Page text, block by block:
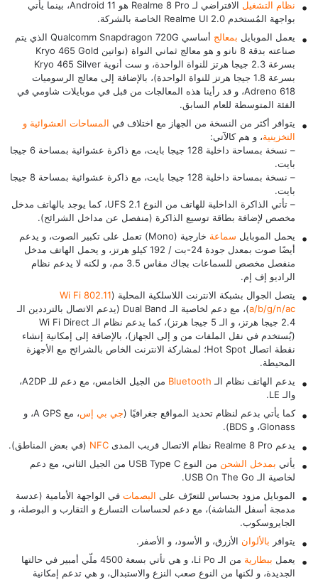
نظام التشغيل
الافتراضي لـ Realme 8 Pro هو Android 11، بينما يأتي
بواجهة المُستخدم Realme UI 2.0 الخاصة بالشركة.
يعمل الموبايل بمعالج
أساسي Qualcomm Snapdragon 720G الذي يتم
صناعته بدقة 8 نانو و هو معالج ثماني النواة (نواتين Kryo 465 Gold
بسرعة 2.3 جيجا هرتز للنواة الواحدة، و ست أنوية Kryo 465 Silver
بسرعة 1.8 جيجا هرتز للنواة الواحدة)، بالإضافة إلى معالج الرسوميات
Adreno 618، و قد رأينا هذه المعالجات من قبل في
موبايلات شاومي في
الفئة المتوسطة للعام السابق.
يتوافر أكثر من النسخة من الجهاز مع اختلاف في المساحات العشوائية و
التخزينية، و هم كالآتي:
– نسخة بمساحة داخلية 128 جيجا بايت، مع ذاكرة عشوائية بمساحة 6 جيجا
بايت.
– نسخة بمساحة داخلية 128 جيجا بايت، مع ذاكرة عشوائية بمساحة 8 جيجا
بايت.
– تأتي الذاكرة الداخلية للهاتف من النوع UFS 2.1، كما يوجد بالهاتف مدخل
مخصص لإضافة بطاقة توسيع الذاكرة (منفصل عن مداخل الشرائح).
يحمل الموبايل سماعة
خارجية (Mono) تعمل على تكبير الصوت، و يدعم
أيضًا صوت بمعدل جودة 24-بت / 192 كيلو هرتز، و يحمل الهاتف مدخل
منفصل مخصص للسماعات بجاك مقاس 3.5 مم، و لكنه لا يدعم نظام
الراديو إف إم.
يتصل الجوال بشبكة الانترنت اللاسلكية المحلية (Wi Fi 802.11
a/b/g/n/ac
)، مع دعم لخاصية الـ Dual Band (يدعم الاتصال بالترددين الـ
2.4 جيجا هرتز، و الـ 5 جيجا هرتز)، كما يدعم نظام الـ Wi Fi Direct
(يُستخدم في نقل الملفات من و إلى الجهاز)، بالإضافة إلى إمكانية إنشاء
نقطة اتصال Hot Spot؛ لمشاركة الانترنت الخاص بالشرائح مع الأجهزة
المحيطة.
يدعم الهاتف نظام الـ Bluetooth
من الجيل الخامس، مع دعم للـ A2DP،
والـ LE.
كما يأتي بدعم لنظام تحديد المواقع جغرافيًا (جي بي إس
، مع A GPS، و
Glonass، و BDS).
يدعم Realme 8 Pro نظام الاتصال قريب المدى
NFC (في بعض المناطق).
يأتي بمدخل الشحن
من النوع USB Type C من الجيل الثاني، مع دعم
لخاصية الـ USB On The Go.
الموبايل مزود بحساس للتعرّف على البصمات في الواجهة الأمامية (عدسة
مدمجة أسفل الشاشة)، مع دعم لحساسات التسارع و التقارب و البوصلة، و
الجايروسكوب.
يتوافر بالألوان الأزرق، و الأسود، و الأصفر.
يعمل ببطارية
من الـ Li Po، و هي تأتي بسعة 4500 ملّي أمبير في حالتها
الجديدة، و لكنها من النوع صعب النزع والاستبدال، و هي تدعم إمكانية